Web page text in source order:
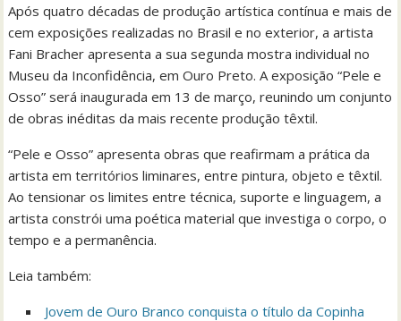
Após quatro décadas de produção artística contínua e mais de
cem exposições realizadas no Brasil e no exterior, a artista
Fani Bracher apresenta a sua segunda mostra individual no
Museu da Inconfidência, em Ouro Preto. A exposição “Pele e
Osso” será inaugurada em 13 de março, reunindo um conjunto
de obras inéditas da mais recente produção têxtil.
“Pele e Osso” apresenta obras que reafirmam a prática da
artista em territórios liminares, entre pintura, objeto e têxtil.
Ao tensionar os limites entre técnica, suporte e linguagem, a
artista constrói uma poética material que investiga o corpo, o
tempo e a permanência.
Leia também:
Jovem de Ouro Branco conquista o título da Copinha